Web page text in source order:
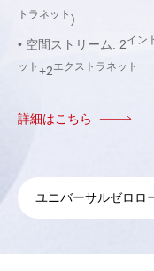
トラネット )
• 空間ストリーム: 2イン
ット +2 エクストラネット
詳細はこちら
ユニバーサルゼロロ